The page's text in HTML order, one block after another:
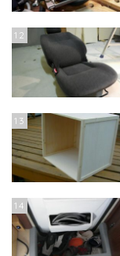
12
13
14